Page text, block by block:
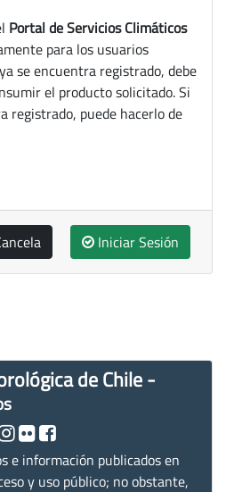
Portal de Servicios Climáticos
para los usuarios
se encuentra registrado, debe
el producto solicitado. Si
registrado, puede hacerlo de
Iniciar Sesión
de Chile -
e información publicados en
y uso público; no obstante,